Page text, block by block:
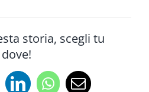
storia, scegli tu
dove!